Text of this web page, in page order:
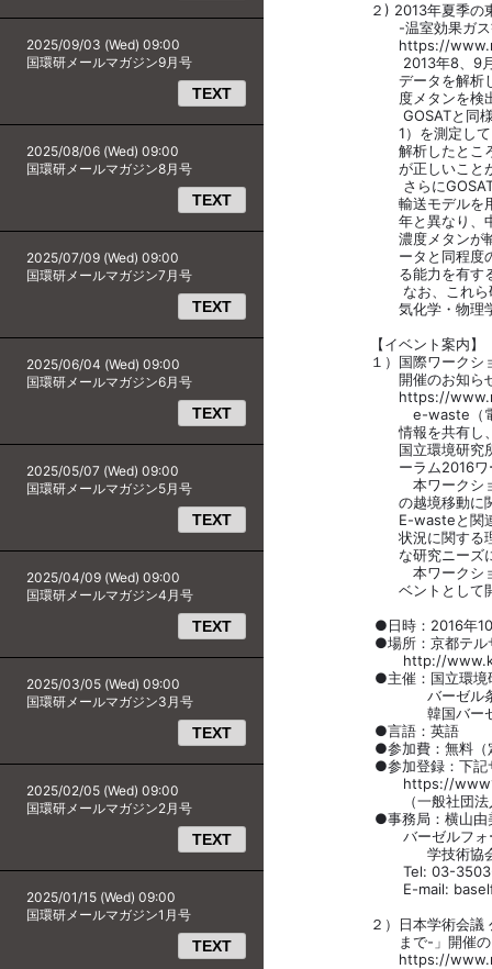
2025/09/03 (Wed) 09:00
国環研メールマガジン9月号
TEXT
2025/08/06 (Wed) 09:00
国環研メールマガジン8月号
TEXT
2025/07/09 (Wed) 09:00
国環研メールマガジン7月号
TEXT
2025/06/04 (Wed) 09:00
国環研メールマガジン6月号
TEXT
2025/05/07 (Wed) 09:00
国環研メールマガジン5月号
TEXT
2025/04/09 (Wed) 09:00
国環研メールマガジン4月号
TEXT
2025/03/05 (Wed) 09:00
国環研メールマガジン3月号
TEXT
2025/02/05 (Wed) 09:00
国環研メールマガジン2月号
TEXT
2025/01/15 (Wed) 09:00
国環研メールマガジン1月号
TEXT
２) 2013年夏季の東北ア
-温室効果ガス観測技術
https://
2013年8、9月に中国
データを解析した結果
度メタンを検出し
GOSATと同様の原理
1）を測定している全
解析したところ、同様
が正しいことが分
さらにGOSATによる
輸送モデルを用いた解
年と異なり、中国東部
濃度メタンが輸送され
ータと同程度の確度で
る能力を有すること
なお、これら研究結果
気化学・物理学雑誌「
【イベント案内】
１）国際ワークショップ
開催のお知ら
https://
e-waste（電気電子機
情報を共有し、アジア
国立環境研究所は2016
ーラム2016ワークシ
本ワークショップでは
の越境移動に関する最
E-wasteと関連使用済
状況に関する理解を深
な研究ニーズについ
本ワークショップはエ
ベントとして開催され
●日時：2016年10月3
●場所：京都テルサ（
http://www.kyoto-
●主催：国立環境研
バーゼル条約アジ
韓国バーゼルフ
●言語：英語
●参加費：無料（定員
●参加登録：下記サイ
https://
（一般社団法人未踏科
●事務局：横山由
バーゼルフォーラム
学技術協会
Tel: 03-3503-4681
E-mail:
２）日本学術会議 公開
まで-」開催のお
https://